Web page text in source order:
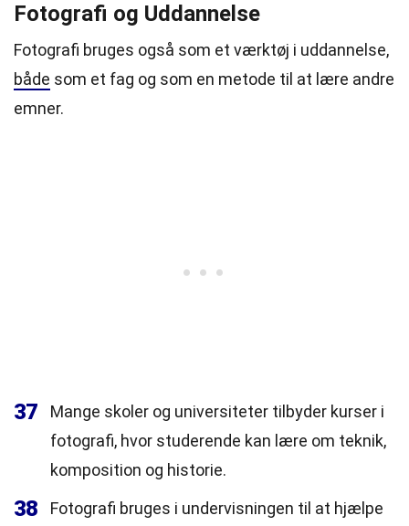
Fotografi og Uddannelse
Fotografi bruges også som et værktøj i uddannelse,
både som et fag og som en metode til at lære andre
emner.
37
Mange skoler og universiteter tilbyder kurser i
fotografi, hvor studerende kan lære om teknik,
komposition og historie.
38
Fotografi bruges i undervisningen til at hjælpe